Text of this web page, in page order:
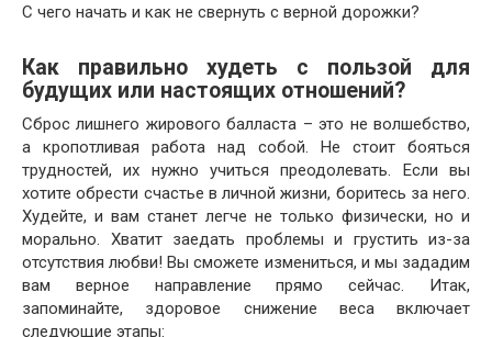
С чего начать и как не свернуть с верной дорожки?
Как правильно худеть с пользой для
будущих или настоящих отношений?
Сброс лишнего жирового балласта – это не волшебство,
а кропотливая работа над собой. Не стоит бояться
трудностей, их нужно учиться преодолевать. Если вы
хотите обрести счастье в личной жизни, боритесь за него.
Худейте, и вам станет легче не только физически, но и
морально. Хватит заедать проблемы и грустить из-за
отсутствия любви! Вы сможете измениться, и мы зададим
вам верное направление прямо сейчас. Итак,
запоминайте, здоровое снижение веса включает
следующие этапы: